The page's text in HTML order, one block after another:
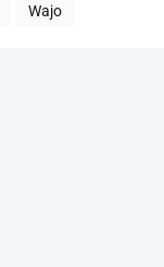
Wajo